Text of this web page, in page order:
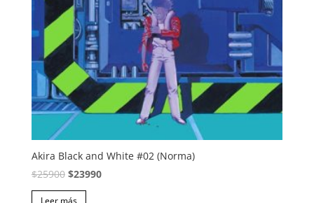
Akira Black and White #02 (Norma)
$25900 El
precio
$23990El